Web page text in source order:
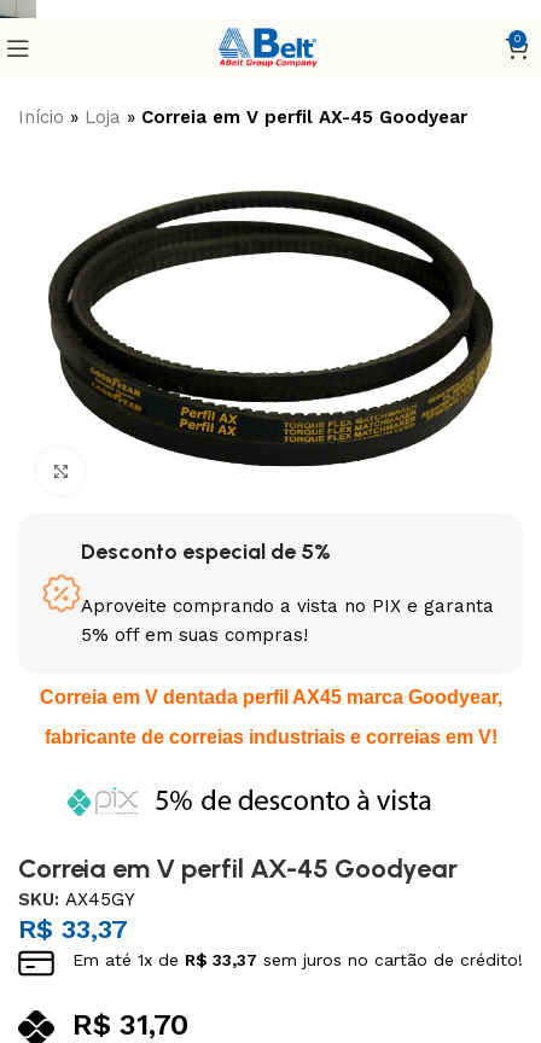
0
Início » Loja » Correia em V perfil AX-45 Goodyear
Clique para ampliar
Desconto especial de 5%
Aproveite comprando a vista no PIX e garanta
5% off em suas compras!
Correia em V dentada perfil AX45 marca Goodyear,
fabricante de correias industriais e correias em V!
Correia em V perfil AX-45 Goodyear
SKU:AX45GY
R$ 33,37
Em até1x de R$ 33,37 sem juros no cartão de crédito!
R$ 31,70